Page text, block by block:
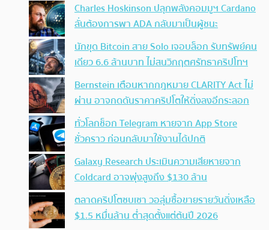
Charles Hoskinson ปลุกพลังคอมมูฯ Cardano
ลั่นต้องการพา ADA กลับมาเป็นผู้ชนะ
นักขุด Bitcoin สาย Solo เจอบล็อก รับทรัพย์คน
เดียว 6.6 ล้านบาท ไม่สนวิกฤตศรัทธาคริปโทฯ
Bernstein เตือนหากกฎหมาย CLARITY Act ไม่
ผ่าน อาจกดดันราคาคริปโตให้ดิ่งลงอีกระลอก
ทั่วโลกช็อก Telegram หายจาก App Store
ชั่วคราว ก่อนกลับมาใช้งานได้ปกติ
Galaxy Research ประเมินความเสียหายจาก
Coldcard อาจพุ่งสูงถึง $130 ล้าน
ตลาดคริปโตซบเซา วอลุ่มซื้อขายรายวันดิ่งเหลือ
$1.5 หมื่นล้าน ต่ำสุดตั้งแต่ต้นปี 2026